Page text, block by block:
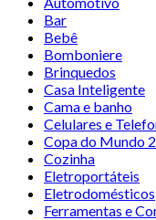
Bar
Bebê
Bomboniere
Brinquedos
Casa Inteligente
Cama e banho
Celulares e
Copa do Mundo
Cozinha
Eletroportáteis
Eletrodomésticos
Ferramentas e